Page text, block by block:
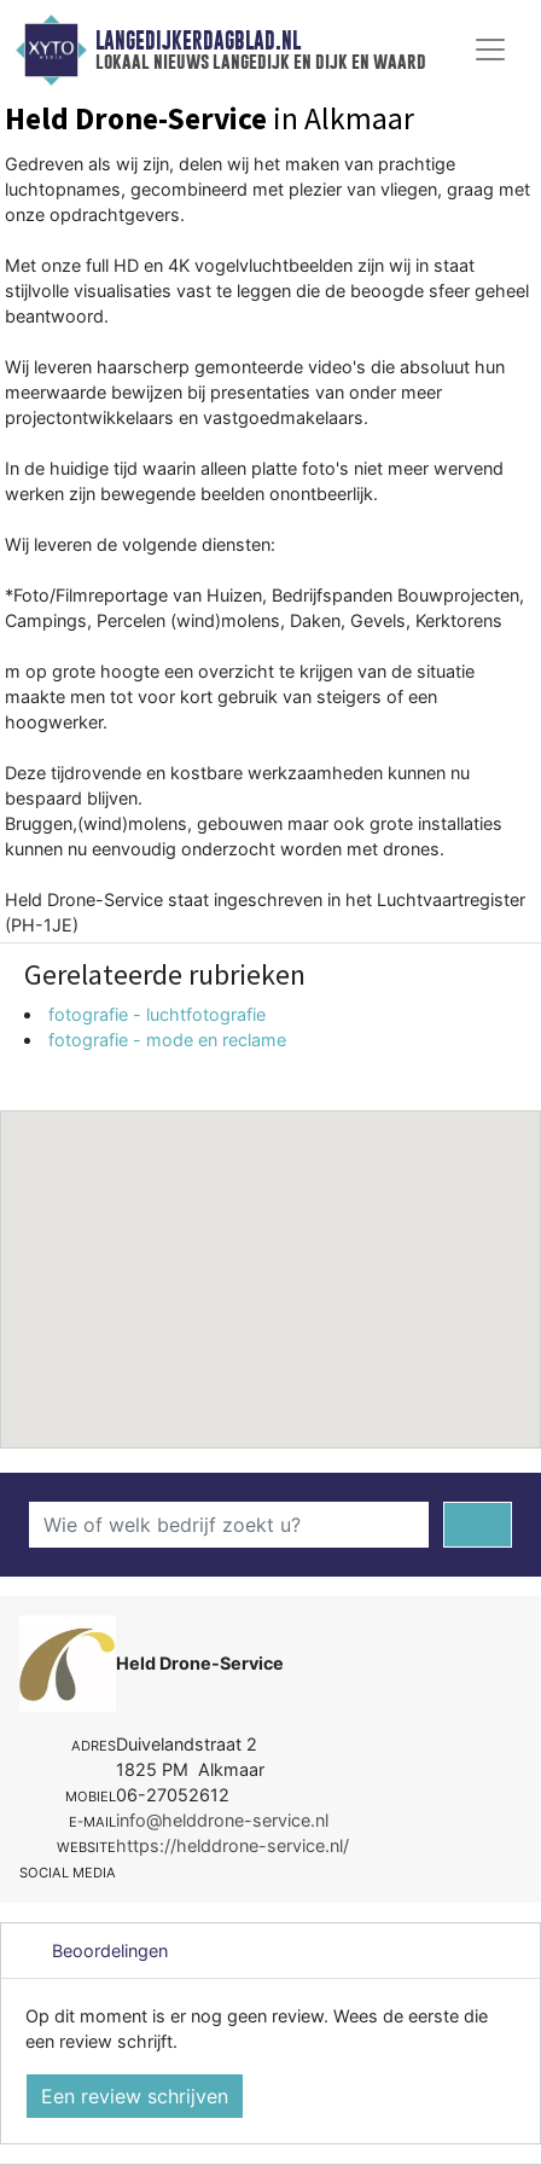
LANGEDIJKERDAGBLAD.NL
lokaal nieuws langedijk en dijk en waard
Held Drone-Service in Alkmaar
Gedreven als wij zijn, delen wij het maken van prachtige
luchtopnames, gecombineerd met plezier van vliegen, graag met
onze opdrachtgevers.
Met onze full HD en 4K vogelvluchtbeelden zijn wij in staat
stijlvolle visualisaties vast te leggen die de beoogde sfeer geheel
beantwoord.
Wij leveren haarscherp gemonteerde video's die absoluut hun
meerwaarde bewijzen bij presentaties van onder meer
projectontwikkelaars en vastgoedmakelaars.
In de huidige tijd waarin alleen platte foto's niet meer wervend
werken zijn bewegende beelden onontbeerlijk.
Wij leveren de volgende diensten:
*Foto/Filmreportage van Huizen, Bedrijfspanden Bouwprojecten,
Campings, Percelen (wind)molens, Daken, Gevels, Kerktorens
m op grote hoogte een overzicht te krijgen van de situatie
maakte men tot voor kort gebruik van steigers of een
hoogwerker.
Deze tijdrovende en kostbare werkzaamheden kunnen nu
bespaard blijven.
Bruggen,(wind)molens, gebouwen maar ook grote installaties
kunnen nu eenvoudig onderzocht worden met drones.
Held Drone-Service staat ingeschreven in het Luchtvaartregister
(PH-1JE)
Gerelateerde rubrieken
fotografie - luchtfotografie
fotografie - mode en reclame
Held Drone-Service
ADRESDuivelandstraat 2
1825 PM Alkmaar
MOBIEL 06-27052612
E-MAIL info@helddrone-service.nl
WEBSITEhttps://helddrone-service.nl/
SOCIAL MEDIA
Beoordelingen
Op dit moment is er nog geen review. Wees de eerste die
een review schrijft.
Een review schrijven